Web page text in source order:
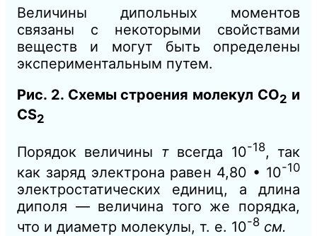
Величины дипольных моментов
связаны с некоторыми свойствами
веществ и могут быть определены
экспериментальным путем.
Рис. 2. Схемы строения молекул СO2 и
CS2
Порядок величины т всегда 10-18, так
как заряд электрона равен 4,80 • 10-10
электростатических единиц, а длина
диполя — величина того же порядка,
что и диаметр молекулы, т. е. 10-8 см.